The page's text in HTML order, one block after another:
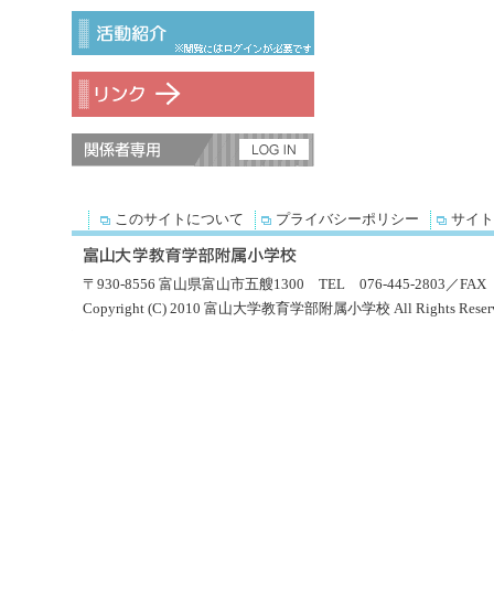
このサイトについて プライバシーポリシー サイ
〒930-8556 富山県富山市五艘1300 TEL 076-445-2803／
Copyright (C) 2010 富山大学教育学部附属小学校 All Rights